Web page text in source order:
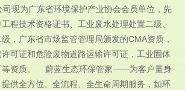
现为广东省环境保护产业协会会员单位，先
程技术资格证书、工业废水处理处置二级、
，广东省市场监管管理局颁发的CMA资质，
可证和危险废物道路运输许可证，工业固体
等资质。 蔚蓝生态环保管家——为客户量身
供全方位、全流程、全生命周期服务，如环